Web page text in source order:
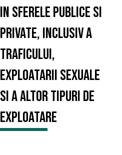
in sferele publice si
private, inclusiv a
traficului,
exploatarii sexuale
si a altor tipuri de
exploatare